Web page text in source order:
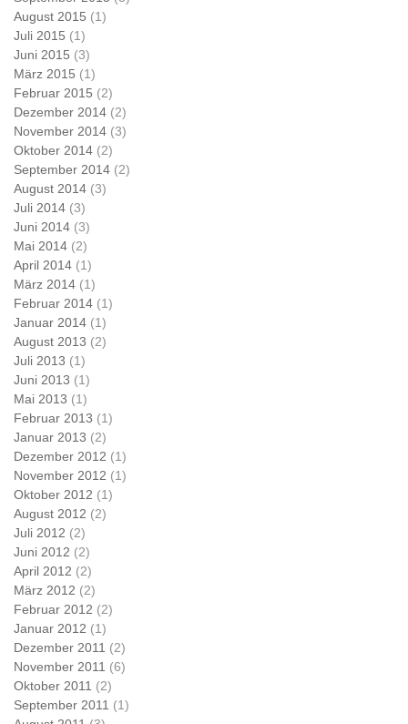
August 2015 (1)
Juli 2015 (1)
Juni 2015 (3)
März 2015 (1)
Februar 2015 (2)
Dezember 2014 (2)
November 2014 (3)
Oktober 2014 (2)
September 2014 (2)
August 2014 (3)
Juli 2014 (3)
Juni 2014 (3)
Mai 2014 (2)
April 2014 (1)
März 2014 (1)
Februar 2014 (1)
Januar 2014 (1)
August 2013 (2)
Juli 2013 (1)
Juni 2013 (1)
Mai 2013 (1)
Februar 2013 (1)
Januar 2013 (2)
Dezember 2012 (1)
November 2012 (1)
Oktober 2012 (1)
August 2012 (2)
Juli 2012 (2)
Juni 2012 (2)
April 2012 (2)
März 2012 (2)
Februar 2012 (2)
Januar 2012 (1)
Dezember 2011 (2)
November 2011 (6)
Oktober 2011 (2)
September 2011 (1)